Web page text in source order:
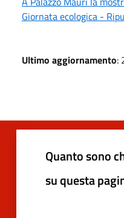
Giornata ecologica -
Ultimo aggiornamento:
Quanto sono
su questa